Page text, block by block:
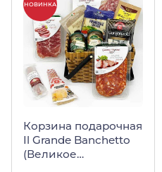
НОВИНКА
Корзина подарочная
Il Grande Banchetto
(Великое